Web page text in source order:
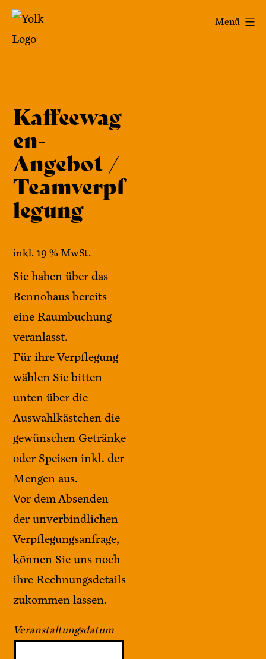
Zum
springen
Yolk
-
Bennohaus
Menü
Startseite
/ Kaffeewagen-Angebot /
Teamverpflegung
Kaffeewag
en-
Angebot /
Teamverpf
legung
inkl. 19 % MwSt.
Sie haben über das
Bennohaus bereits
eine Raumbuchung
veranlasst.
Für ihre Verpflegung
wählen Sie bitten
unten über die
Auswahlkästchen die
gewünschen Getränke
oder Speisen inkl. der
Mengen aus.
Vor dem Absenden
der unverbindlichen
Verpflegungsanfrage,
können Sie uns noch
ihre Rechnungsdetails
zukommen lassen.
Veranstaltungsdatum